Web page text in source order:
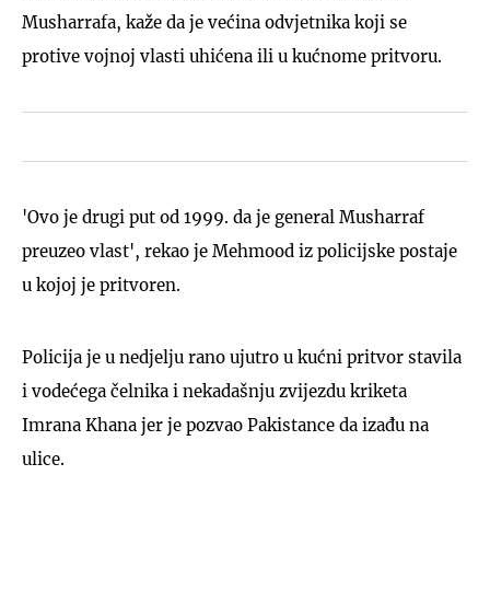
Musharrafa, kaže da je većina odvjetnika koji se
protive vojnoj vlasti uhićena ili u kućnome pritvoru.
'Ovo je drugi put od 1999. da je general Musharraf
preuzeo vlast', rekao je Mehmood iz policijske postaje
u kojoj je pritvoren.
Policija je u nedjelju rano ujutro u kućni pritvor stavila
i vodećega čelnika i nekadašnju zvijezdu kriketa
Imrana Khana jer je pozvao Pakistance da izađu na
ulice.